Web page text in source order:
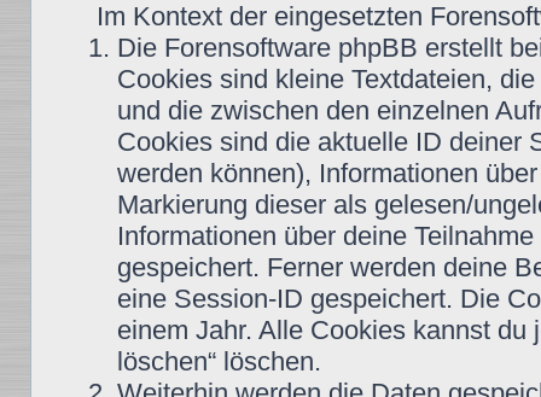
Im Kontext der eingesetzten
Die Forensoftware phpBB erstellt
Cookies sind kleine Textdateien,
und die zwischen den einzelnen
Cookies sind die aktuelle ID deiner
werden können), Informationen
Markierung dieser als gelesen/
Informationen über deine
gespeichert. Ferner werden deine
eine Session-ID gespeichert. Die
einem Jahr. Alle Cookies kannst du
löschen“ löschen.